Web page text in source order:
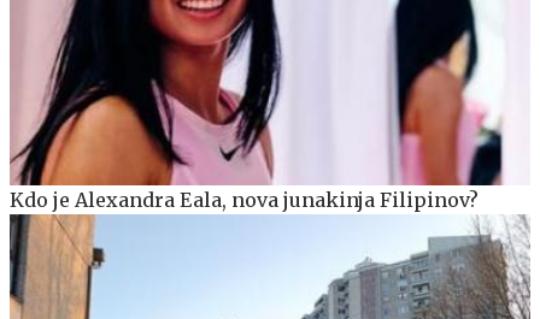
Kdo je Alexandra Eala, nova junakinja Filipinov?